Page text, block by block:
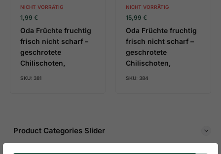
Product Categories Slider
NICHT VORRÄTIG
1,99 €
Oda Früchte fruchtig
frisch nicht scharf –
geschrotete
Chilischoten,
SKU: 381
NICHT VORRÄTIG
15,99 €
Oda Früchte fruchtig
frisch nicht scharf –
geschrotete
Chilischoten,
SKU: 384